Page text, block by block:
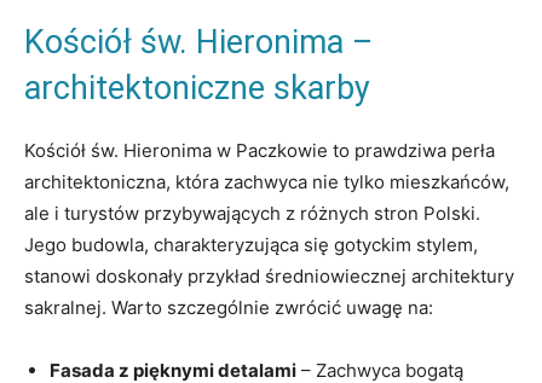
Kościół św. ‌Hieronima –
architektoniczne⁢ skarby
Kościół św. Hieronima⁤ w Paczkowie‍ to​ prawdziwa perła
architektoniczna, która ⁢zachwyca nie⁢ tylko mieszkańców,
ale i turystów przybywających z różnych stron ⁤Polski.
⁢Jego budowla,⁣ charakteryzująca się⁣ gotyckim stylem,
stanowi doskonały⁣ przykład⁤ średniowiecznej ⁢architektury
sakralnej.⁣ Warto szczególnie‍ zwrócić uwagę⁤ na:
Fasada z pięknymi detalami – Zachwyca bogatą⁢